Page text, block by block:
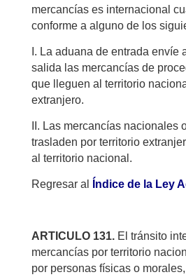
mercancías es internacional
conforme a alguno de los
I. La aduana de entrada envíe
salida las mercancías de
que lleguen al territorio
extranjero.
II. Las mercancías nacionales
trasladen por territorio
al territorio nacional.
Regresar al Índice de la Ley
ARTICULO 131.El tránsito
mercancías por territorio
por personas físicas o